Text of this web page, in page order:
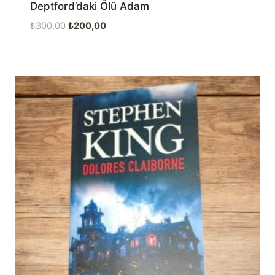
Deptford’daki Ölü Adam
₺300,00 Orijinal
₺200,00Şu